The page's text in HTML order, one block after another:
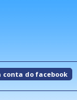
conta do facebook